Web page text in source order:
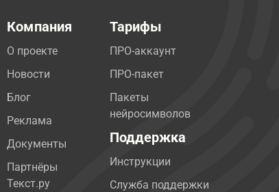
Компания
О проекте
Новости
Блог
Реклама
Документы
Партнёры
Текст.ру
Тарифы
ПРО-аккаунт
ПРО-пакет
Пакеты
нейросимволов
Поддержка
Инструкции
Служба поддержки